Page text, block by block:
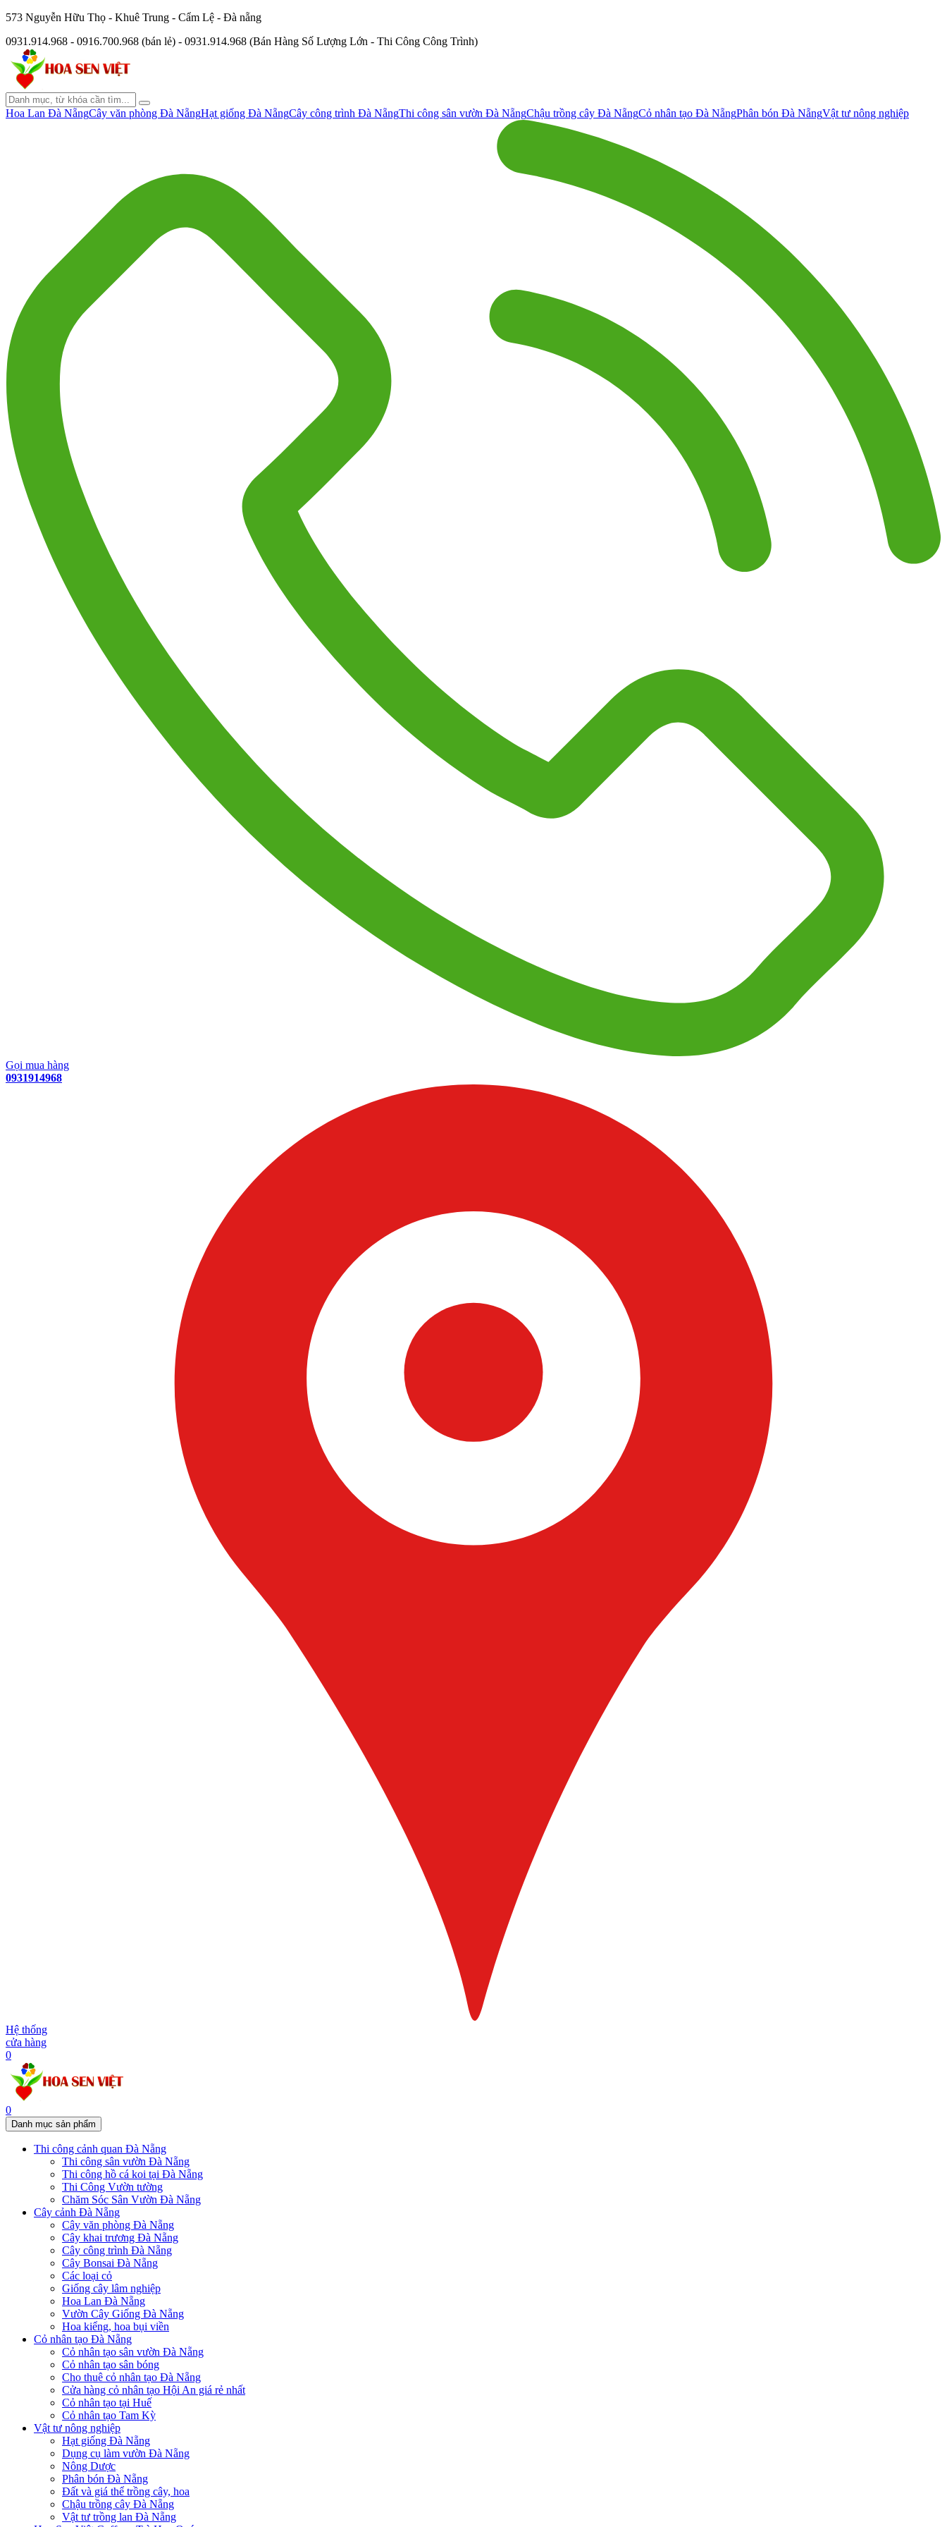
573 Nguyễn Hữu Thọ - Khuê Trung - Cẩm Lệ - Đà nẵng
0931.914.968 - 0916.700.968 (bán lẻ) - 0931.914.968 (Bán Hàng Số Lượng Lớn - Thi Công Công Trình)
Hoa Lan Đà NẵngCây văn phòng Đà NẵngHạt giống Đà NẵngCây công trình Đà NẵngThi công sân vườn Đà NẵngChậu trồng cây Đà NẵngCỏ nhân tạo Đà NẵngPhân bón Đà NẵngVật tư nông nghiệp
Gọi mua hàng
0931914968
Hệ thống
cửa hàng
0
0
Danh mục sản phẩm
Thi công cảnh quan Đà Nẵng
Thi công sân vườn Đà Nẵng
Thi công hồ cá koi tại Đà Nẵng
Thi Công Vườn tường
Chăm Sóc Sân Vườn Đà Nẵng
Cây cảnh Đà Nẵng
Cây văn phòng Đà Nẵng
Cây khai trương Đà Nẵng
Cây công trình Đà Nẵng
Cây Bonsai Đà Nẵng
Các loại cỏ
Giống cây lâm nghiệp
Hoa Lan Đà Nẵng
Vườn Cây Giống Đà Nẵng
Hoa kiểng, hoa bụi viền
Cỏ nhân tạo Đà Nẵng
Cỏ nhân tạo sân vườn Đà Nẵng
Cỏ nhân tạo sân bóng
Cho thuê cỏ nhân tạo Đà Nẵng
Cửa hàng cỏ nhân tạo Hội An giá rẻ nhất
Cỏ nhân tạo tại Huế
Cỏ nhân tạo Tam Kỳ
Vật tư nông nghiệp
Hạt giống Đà Nẵng
Dụng cụ làm vườn Đà Nẵng
Nông Dược
Phân bón Đà Nẵng
Đất và giá thể trồng cây, hoa
Chậu trồng cây Đà Nẵng
Vật tư trồng lan Đà Nẵng